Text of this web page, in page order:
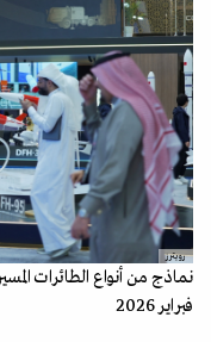
رويترز
فبراير 2026